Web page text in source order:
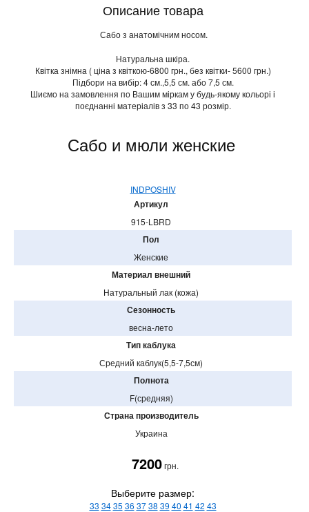
Описание товара
Сабо з анатомічним носом.
Натуральна шкіра.
Квітка знімна ( ціна з квіткою-6800 грн., без квітки- 5600 грн.)
Підбори на вибір: 4 см.,5,5 см. або 7,5 см.
Шиємо на замовлення по Вашим міркам у будь-якому кольорі і
поєднанні матеріалів з 33 по 43 розмір.
Сабо и мюли женские
INDPOSHIV
Артикул
915-LBRD
Пол
Женские
Материал внешний
Натуральный лак (кожа)
Сезонность
весна-лето
Тип каблука
Средний каблук(5,5-7,5см)
Полнота
F(средняя)
Страна производитель
Украина
7200грн.
Выберите размер:
33 34 35 36 37 38 39 40 41 42 43